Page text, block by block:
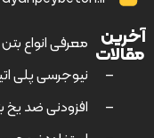
آخرین
مقالات
–
معرفی انواع
–
نیوجرسی پلی
–
افزودنی ضد یخ